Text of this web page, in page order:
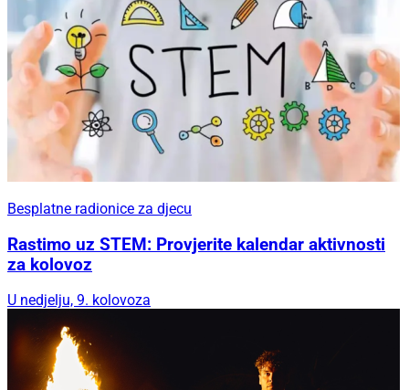
Besplatne radionice za djecu
Rastimo uz STEM: Provjerite kalendar aktivnosti
za kolovoz
U nedjelju, 9. kolovoza